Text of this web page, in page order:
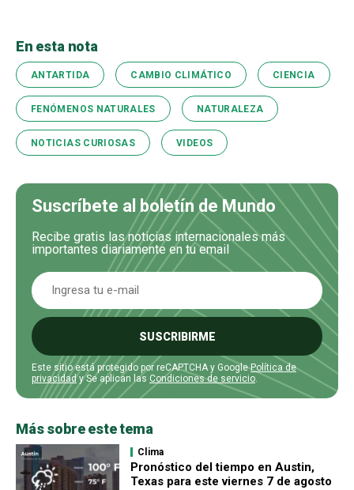
En esta nota
ANTARTIDA CAMBIO CLIMÁTICO CIENCIA
FENÓMENOS NATURALES NATURALEZA
NOTICIAS CURIOSAS VIDEOS
Suscríbete al boletín de Mundo
Recibe gratis las noticias internacionales más
importantes diariamente en tu email
SUSCRIBIRME
Este sitio está protegido por reCAPTCHA y GooglePolítica de
privacidady Se aplican las Condiciones de servicio.
Más sobre este tema
Clima
Pronóstico del tiempo en Austin,
Texas para este viernes 7 de agosto